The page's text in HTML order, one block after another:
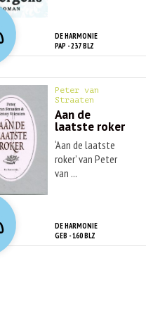
DE HARMONIE
PAP - 237 BLZ
€ 19,90.
€ 7,90.
Peter van
Straaten
Aan de
laatste roker
‘Aan de laatste
roker’ van Peter
van ...
DE HARMONIE
GEB - 160 BLZ
€ 17,90.
€ 7,90.